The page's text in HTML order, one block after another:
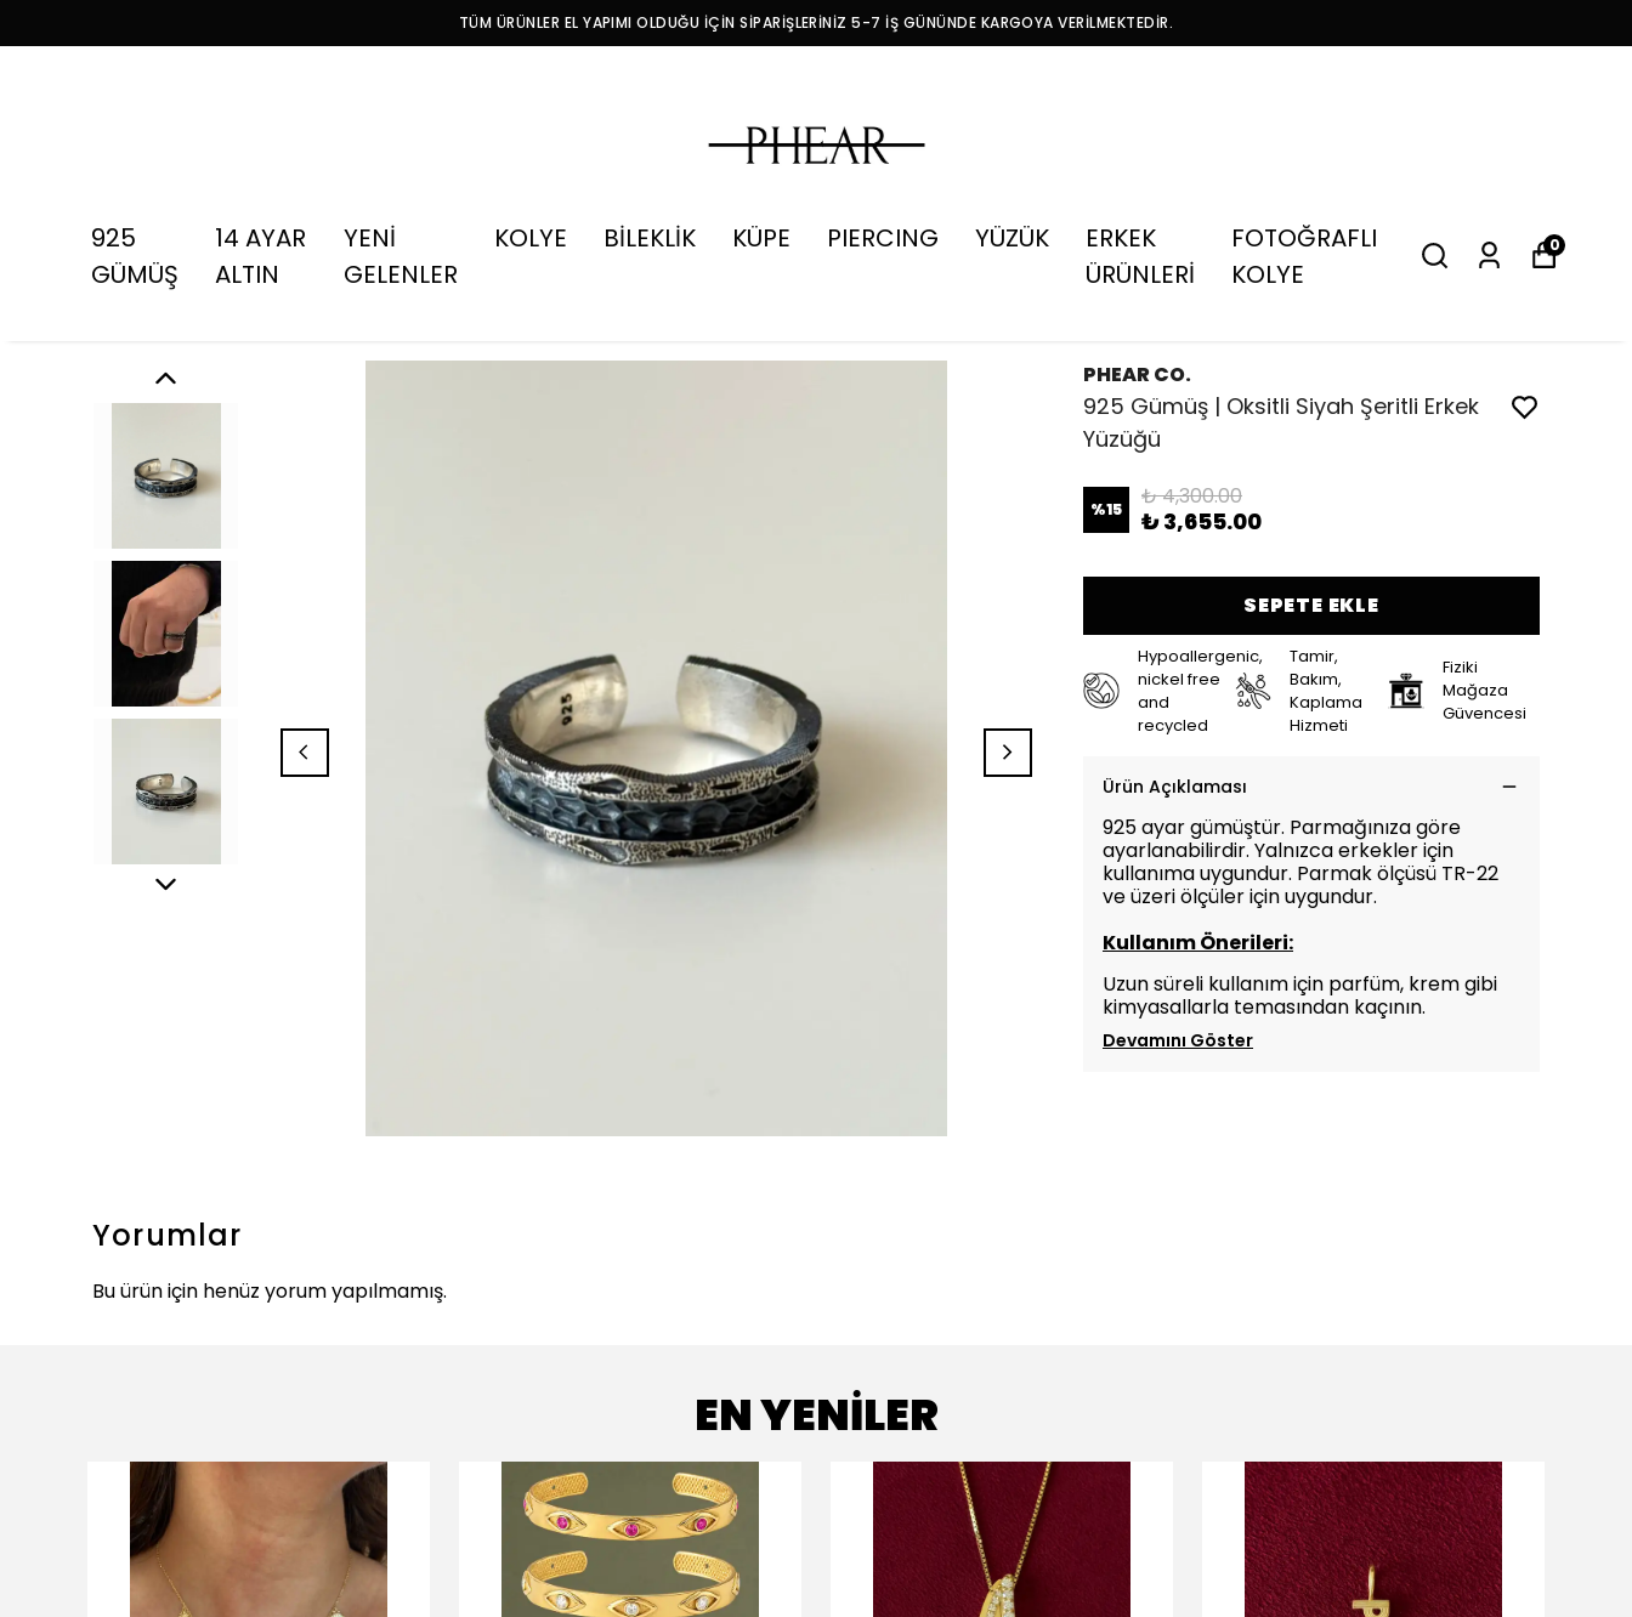
TÜM ÜRÜNLER EL YAPIMI OLDUĞU İÇİN SİPARİŞLERİNİZ 5-7 İŞ GÜNÜNDE KARGOYA VERİLMEKTEDİR.
925
GÜMÜŞ
14 AYAR
ALTIN
YENİ
GELENLER
KOLYE BİLEKLİK KÜPE PIERCING YÜZÜK
ERKEK
ÜRÜNLERİ
FOTOĞRAFLI
KOLYE
0
PHEAR CO.
925 Gümüş | Oksitli Siyah Şeritli Erkek
Yüzüğü
%15 ₺ 4,300.00
₺ 3,655.00
SEPETE EKLE
Hypoallergenic,
nickel free
and
recycled
Tamir,
Bakım,
Kaplama
Hizmeti
Fiziki
Mağaza
Güvencesi
Ürün Açıklaması
925 ayar gümüştür. Parmağınıza göre
ayarlanabilirdir. Yalnızca erkekler için
kullanıma uygundur. Parmak ölçüsü TR-22
ve üzeri ölçüler için uygundur.
Kullanım Önerileri:
Uzun süreli kullanım için parfüm, krem gibi
kimyasallarla temasından kaçının.
Devamını Göster
Yorumlar
Bu ürün için henüz yorum yapılmamış.
EN YENİLER